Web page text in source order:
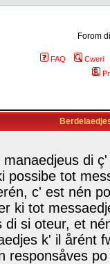
Forom
FAQ
Cweri
di
possibe tot
c' est nén
ki tot
di si oteur, et
k' il årént
responsåves